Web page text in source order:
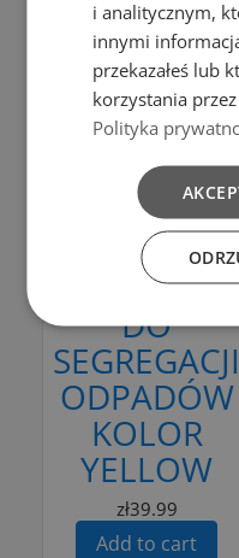
Add to Compare
Add to cart
BINI
POJEMNIK
DO
SEGREGACJI
ODPADÓW
KOLOR
YELLOW
zł39.99
Add to cart
i analitycznym,
innymi
przekazałeś lub
korzystania przez
Polityka